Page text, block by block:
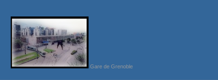
Gare de Grenoble